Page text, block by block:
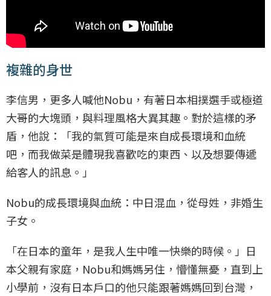
複雜的身世
李信男，更多人喊他Nobu，有著日本相撲選手或極道
大哥的大塊頭，與料理風格大異其趣。對於這樣的矛
盾，他說：「我的氣質可能是來自成長環境和血統
吧，而我做菜是體現我喜歡吃的東西、以及想要傳遞
給客人的訊息。」
Nobu的成長環境與血統：中日混血，從母姓，非婚生
子女。
「在日本的童年，是我人生中唯一快樂的時候。」日
本父親有家庭，Nobu和媽媽另住，懵懂無憂，直到上
小學前，沒有日本戶口的他只能跟著媽媽回到台灣，